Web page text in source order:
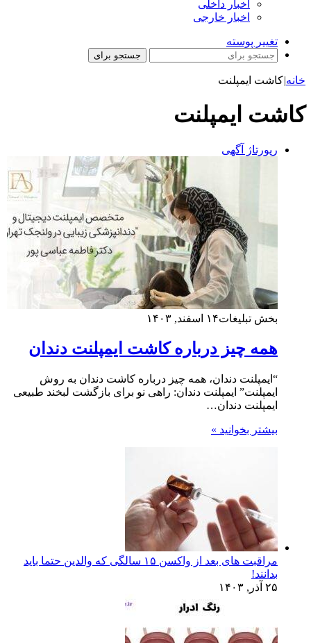
اخبار داخلی
اخبار خارجی
تغییر پوسته
جستجو برای
خانه|کاشت ایمپلنت
کاشت ایمپلنت
رپورتاژ آگهی
بخش تبلیغات۱۴ اسفند, ۱۴۰۳
همه چیز درباره کاشت ایمپلنت دندان
“ایمپلنت دندان، همه چیز درباره کاشت دندان به روش
ایمپلنت” ایمپلنت دندان: راهی نو برای بازگشت لبخند طبیعی
ایمپلنت دندان…
بیشتر بخوانید »
مراقبت های بعد از واکسن ۱۵ سالگی که والدین حتما باید
بدانند!
۲۵ آذر, ۱۴۰۳